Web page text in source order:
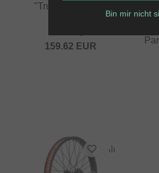
"Truss X Symbol"
159.62 EUR
Bin mir nicht